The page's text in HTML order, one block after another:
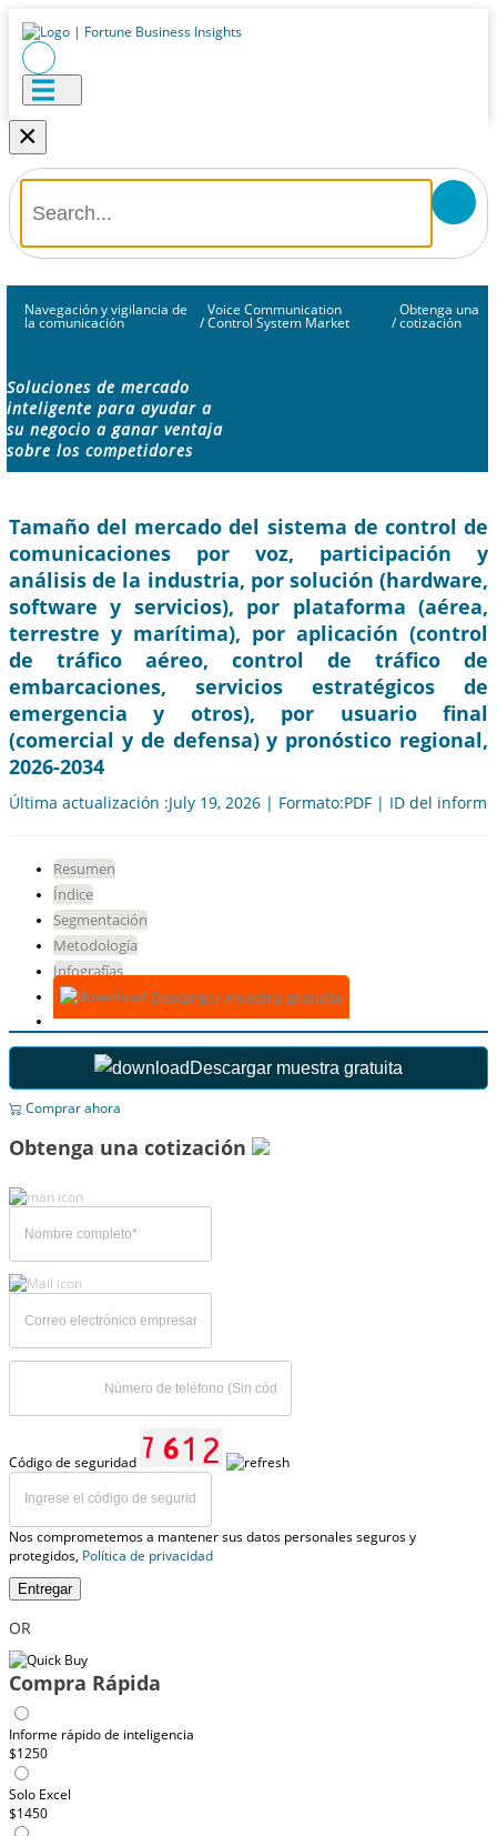
×
Navegación y vigilancia de
la comunicación /
Voice Communication
Control System Market /
Obtenga una
cotización
Soluciones de mercado
inteligente para ayudar a
su negocio a ganar ventaja
sobre los competidores
Tamaño del mercado del sistema de control de
comunicaciones por voz, participación y
análisis de la industria, por solución (hardware,
software y servicios), por plataforma (aérea,
terrestre y marítima), por aplicación (control
de tráfico aéreo, control de tráfico de
embarcaciones, servicios estratégicos de
emergencia y otros), por usuario final
(comercial y de defensa) y pronóstico regional,
2026-2034
Última actualización :July 19, 2026 | Formato:PDF | ID del
Resumen
Índice
Segmentación
Metodología
Infografías
Descargar muestra gratuita
Descargar muestra gratuita
Comprar ahora
Obtenga una cotización
Código de seguridad
Nos comprometemos a mantener sus datos personales seguros y
protegidos, Política de privacidad
Entregar
OR
Compra Rápida
Informe rápido de inteligencia
$1250
Solo Excel
$1450